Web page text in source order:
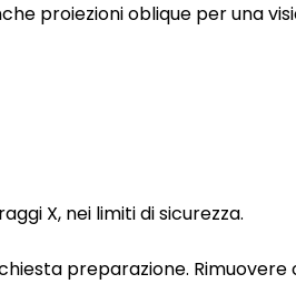
proiezioni oblique per una
X, nei limiti di sicurezza.
preparazione. Rimuovere